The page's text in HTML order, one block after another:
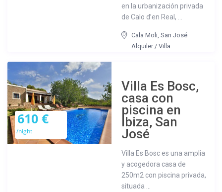
en la urbanización privada
de Calo d’en Real, ...
Cala Moli,San José
Alquiler/Villa
610 €
/night
Villa Es Bosc,
casa con
piscina en
Ibiza, San
José
Villa Es Bosc es una amplia
y acogedora casa de
250m2 con piscina privada,
situada ...